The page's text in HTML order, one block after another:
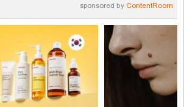
sponsored by ContentRoom